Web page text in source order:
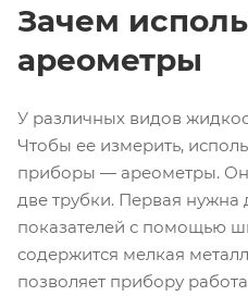
Зачем
ареометры
У различных видов
Чтобы ее измерить,
приборы — ареометры.
две трубки. Первая нужна
показателей с помощью
содержится мелкая
позволяет прибору